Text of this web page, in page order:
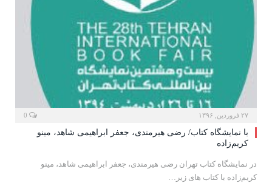
۲۷ فروردین, ۱۳۹۶
با نمایشگاه کتاب/ رضی هیرمندی، جعفر ابراهیمی شاهد، مینو
کریم‌زاده
در نمایشگاه کتاب تهران رضی هیرمندی، جعفر ابراهیمی شاهد، مینو
کریم‌زاده با کتاب های زیر…